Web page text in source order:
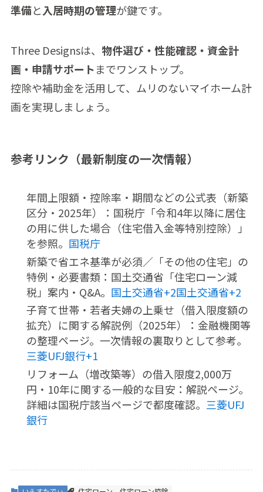
準備と入居時期の管理が鍵です。
Three Designsは、 物件選び・性能確認・資金計
画・申請サポートまでワンストップ。
控除や補助金を活用して、ムリのないマイホーム計
画を実現しましょう。
参考リンク（最新制度の一次情報）
年間上限額・控除率・期間などの公式表（新築
区分・2025年）：国税庁「令和4年以降に居住
の用に供した場合（住宅借入金等特別控除）」
を参照。 国税庁
新築で省エネ基準が必須／「その他の住宅」の
特例・必要書類：国土交通省「住宅ローン減
税」案内・Q&A。 国土交通省+2国土交通省+2
子育て世帯・若者夫婦の上乗せ（借入限度額の
拡充）に関する解説例（2025年）：金融機関等
の整理ページ。一次情報の裏取りとして参考。
三菱UFJ銀行+1
リフォーム（増改築等）の借入限度2,000万
円・10年に関する一般的な目安：解説ページ。
詳細は国税庁該当ページで都度確認。 三菱UFJ
銀行